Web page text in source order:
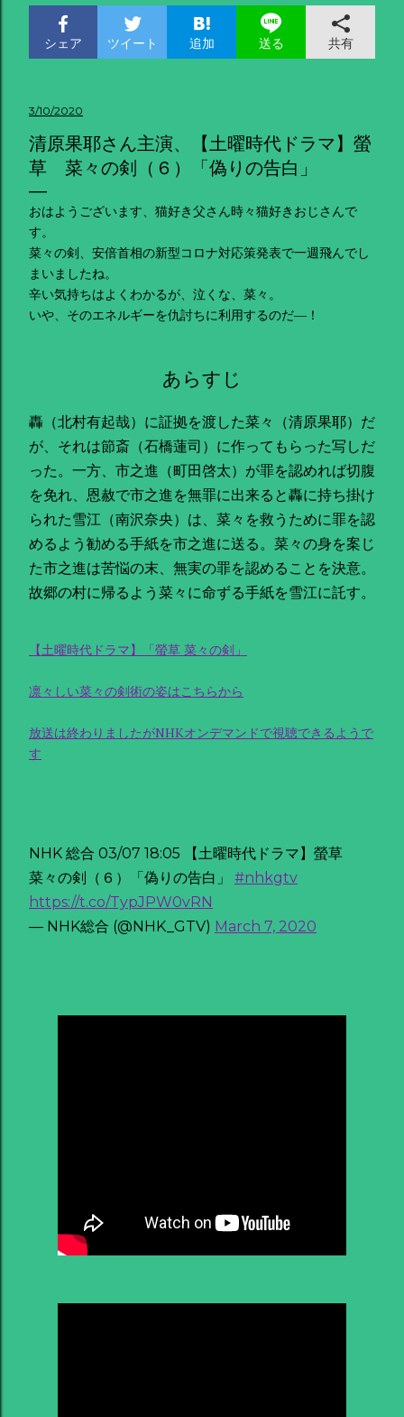
シェア ツイート 追加 送る 共有
3/10/2020
清原果耶さん主演、【土曜時代ドラマ】螢
草 菜々の剣（６）「偽りの告白」
おはようございます、猫好き父さん時々猫好きおじさんで
す。
菜々の剣、安倍首相の新型コロナ対応策発表で一週飛んでし
まいましたね。
辛い気持ちはよくわかるが、泣くな、菜々。
いや、そのエネルギーを仇討ちに利用するのだ―！
あらすじ
轟（北村有起哉）に証拠を渡した菜々（清原果耶）だ
が、それは節斎（石橋蓮司）に作ってもらった写しだ
った。一方、市之進（町田啓太）が罪を認めれば切腹
を免れ、恩赦で市之進を無罪に出来ると轟に持ち掛け
られた雪江（南沢奈央）は、菜々を救うために罪を認
めるよう勧める手紙を市之進に送る。菜々の身を案じ
た市之進は苦悩の末、無実の罪を認めることを決意。
故郷の村に帰るよう菜々に命ずる手紙を雪江に託す。
【土曜時代ドラマ】「螢草 菜々の剣」
凛々しい菜々の剣術の姿はこちらから
放送は終わりましたがNHKオンデマンドで視聴できるようで
す
NHK 総合 03/07 18:05 【土曜時代ドラマ】螢草
菜々の剣（６）「偽りの告白」 #nhkgtv
https://t.co/TypJPW0vRN
— NHK総合 (@NHK_GTV) March 7, 2020